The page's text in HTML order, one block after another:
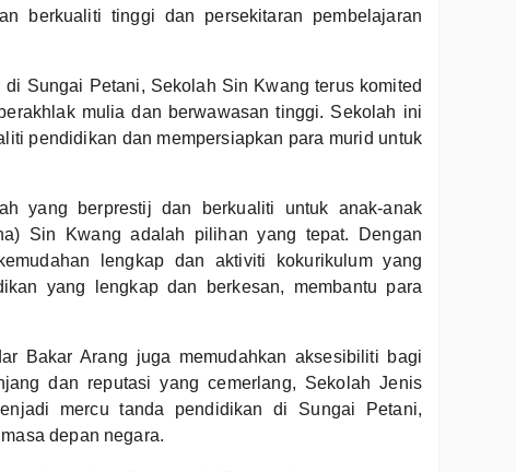
berkualiti tinggi dan persekitaran pembelajaran
Sungai Petani, Sekolah Sin Kwang terus komited
mulia dan berwawasan tinggi. Sekolah ini
pendidikan dan mempersiapkan para murid untuk
yang berprestij dan berkualiti untuk anak-anak
Sin Kwang adalah pilihan yang tepat. Dengan
lengkap dan aktiviti kokurikulum yang
yang lengkap dan berkesan, membantu para
Bakar Arang juga memudahkan aksesibiliti bagi
dan reputasi yang cemerlang, Sekolah Jenis
mercu tanda pendidikan di Sungai Petani,
depan negara.